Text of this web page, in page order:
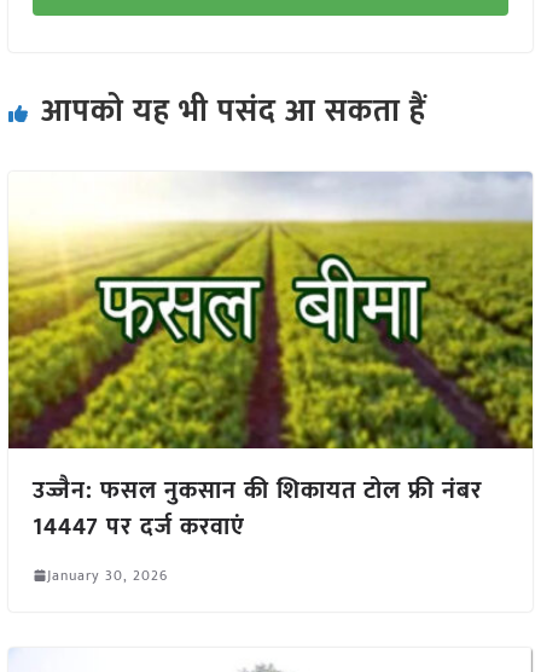
आपको यह भी पसंद आ सकता हैं
उज्जैन: फसल नुकसान की शिकायत टोल फ्री नंबर
14447 पर दर्ज करवाएं
January 30, 2026